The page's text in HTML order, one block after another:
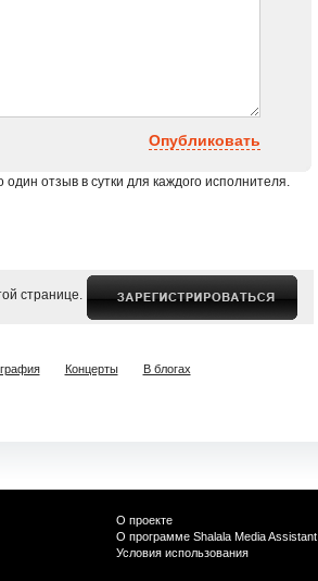
Опубликовать
отзыв в сутки для каждого исполнителя.
странице.
Концерты В блогах
О проекте
О программе Shalala Media Assistant
Условия использования